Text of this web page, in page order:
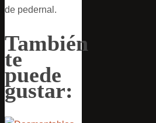
de pedernal.
También
te
puede
gustar: